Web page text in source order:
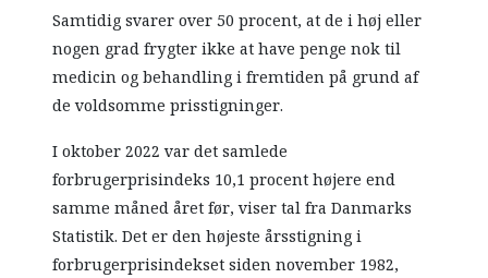
Samtidig svarer over 50 procent, at de i høj eller
nogen grad frygter ikke at have penge nok til
medicin og behandling i fremtiden på grund af
de voldsomme prisstigninger.
I oktober 2022 var det samlede
forbrugerprisindeks 10,1 procent højere end
samme måned året før, viser tal fra Danmarks
Statistik. Det er den højeste årsstigning i
forbrugerprisindekset siden november 1982,